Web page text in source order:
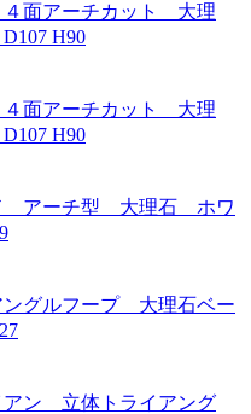
面アーチカット 大理
H90
面アーチカット 大理
H90
ド アーチ型 大理石 ホワ
グルフープ 大理石ベー
ン 立体トライアング